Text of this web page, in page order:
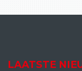
LAATSTE